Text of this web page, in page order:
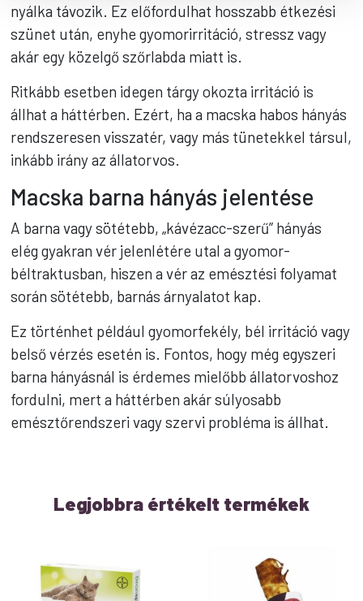
nyálka távozik. Ez előfordulhat hosszabb étkezési
szünet után, enyhe gyomorirritáció, stressz vagy
akár egy közelgő szőrlabda miatt is.
Ritkább esetben idegen tárgy okozta irritáció is
állhat a háttérben. Ezért, ha a macska habos hányás
rendszeresen visszatér, vagy más tünetekkel társul,
inkább irány az állatorvos.
Macska barna hányás jelentése
A barna vagy sötétebb, „kávézacc-szerű” hányás
elég gyakran vér jelenlétére utal a gyomor-
béltraktusban, hiszen a vér az emésztési folyamat
során sötétebb, barnás árnyalatot kap.
Ez történhet például gyomorfekély, bél irritáció vagy
belső vérzés esetén is. Fontos, hogy még egyszeri
barna hányásnál is érdemes mielőbb állatorvoshoz
fordulni, mert a háttérben akár súlyosabb
emésztőrendszeri vagy szervi probléma is állhat.
Legjobbra értékelt termékek